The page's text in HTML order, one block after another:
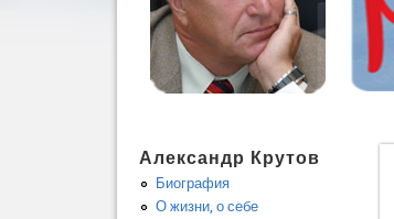
Александр Крутов
Биография
О жизни, о себе